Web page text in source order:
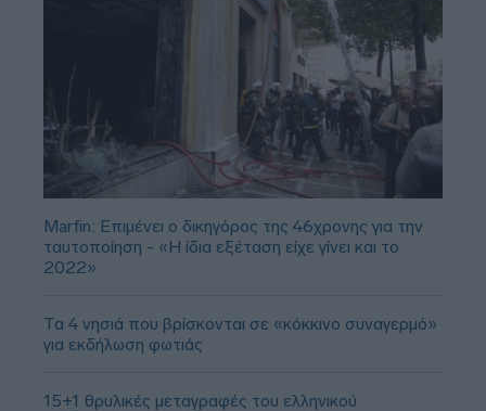
Marfin: Επιμένει ο δικηγόρος της 46χρονης για την
ταυτοποίηση - «Η ίδια εξέταση είχε γίνει και το
2022»
Τα 4 νησιά που βρίσκονται σε «κόκκινο συναγερμό»
για εκδήλωση φωτιάς
15+1 θρυλικές μεταγραφές του ελληνικού